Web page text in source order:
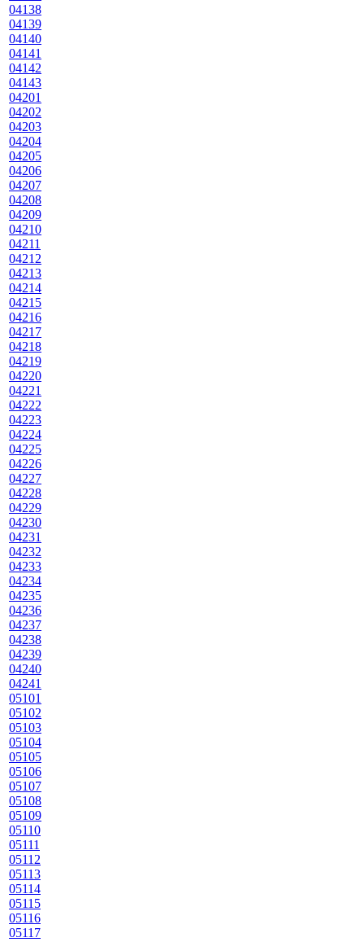
04138
04139
04140
04141
04142
04143
04201
04202
04203
04204
04205
04206
04207
04208
04209
04210
04211
04212
04213
04214
04215
04216
04217
04218
04219
04220
04221
04222
04223
04224
04225
04226
04227
04228
04229
04230
04231
04232
04233
04234
04235
04236
04237
04238
04239
04240
04241
05101
05102
05103
05104
05105
05106
05107
05108
05109
05110
05111
05112
05113
05114
05115
05116
05117